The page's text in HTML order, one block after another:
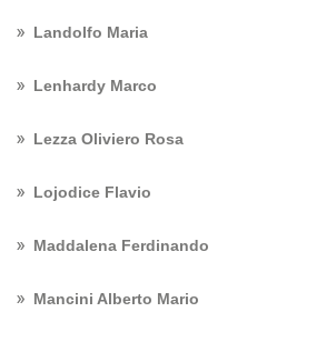
Landolfo Maria
Lenhardy Marco
Lezza Oliviero Rosa
Lojodice Flavio
Maddalena Ferdinando
Mancini Alberto Mario